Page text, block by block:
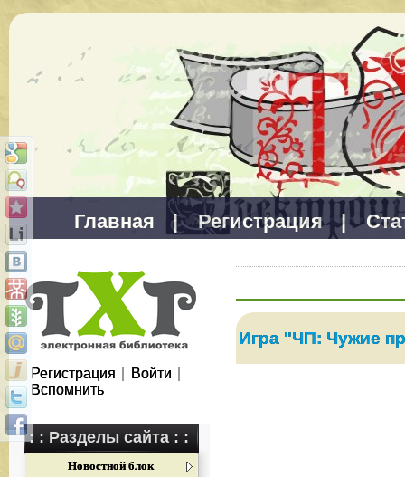
Главная | Регистрация |
Регистрация Войти
Вспомнить
: : Разделы сайта : :
Новостной блок
Игра "ЧП: Чужие